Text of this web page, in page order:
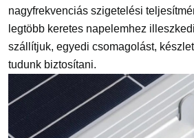
nagyfrekvenciás szigetelési
legtöbb keretes napelemhez
szállítjuk, egyedi csomagolást,
tudunk biztosítani.